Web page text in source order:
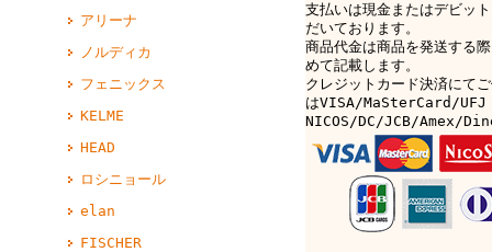
アリーナ
ノルディカ
フェニックス
KELME
HEAD
ロシニョール
elan
FISCHER
支払いは現金またはデビッ
だいております。
商品代金は商品を発送する
めて記載します。
クレジットカード決済にて
はVISA/MaSterCard/UFJ
NICOS/DC/JCB/Amex/